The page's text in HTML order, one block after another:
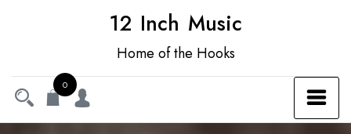
12 Inch Music
Home of the Hooks
0